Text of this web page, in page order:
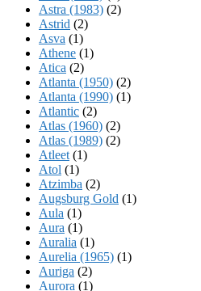
Astra (1983) (2)
Astrid (2)
Asva (1)
Athene (1)
Atica (2)
Atlanta (1950) (2)
Atlanta (1990) (1)
Atlantic (2)
Atlas (1960) (2)
Atlas (1989) (2)
Atleet (1)
Atol (1)
Atzimba (2)
Augsburg Gold (1)
Aula (1)
Aura (1)
Auralia (1)
Aurelia (1965) (1)
Auriga (2)
Aurora (1)